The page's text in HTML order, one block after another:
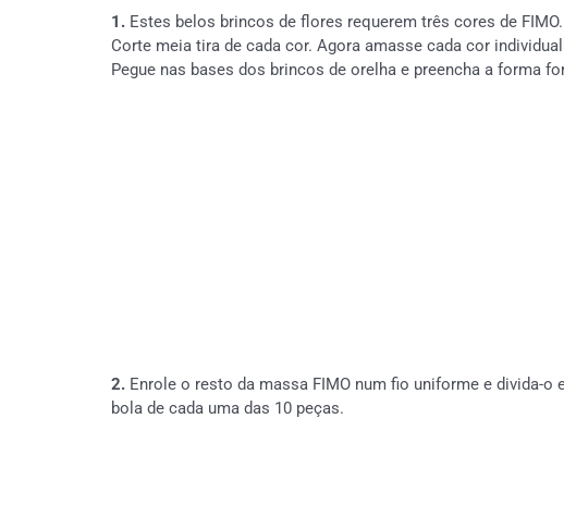
1. Estes belos brincos de flores requerem três cores de FIMO.
Corte meia tira de cada cor. Agora amasse cada cor
Pegue nas bases dos brincos de orelha e preencha a forma
2. Enrole o resto da massa FIMO num fio uniforme e divida-o
bola de cada uma das 10 peças.